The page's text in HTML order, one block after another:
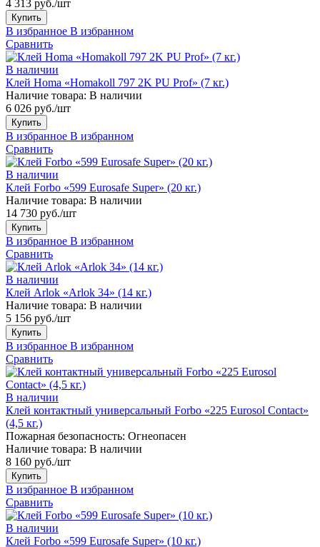
4 313 руб./шт
Купить
В избранное В избранном
Сравнить
В наличии
Клей Homa «Homakoll 797 2K PU Prof» (7 кг.)
Наличие товара: В наличии
6 026 руб./шт
Купить
В избранное В избранном
Сравнить
В наличии
Клей Forbo «599 Eurosafe Super» (20 кг.)
Наличие товара: В наличии
14 730 руб./шт
Купить
В избранное В избранном
Сравнить
В наличии
Клей Arlok «Arlok 34» (14 кг.)
Наличие товара: В наличии
5 156 руб./шт
Купить
В избранное В избранном
Сравнить
В наличии
Клей контактный универсальный Forbo «225 Eurosol Contact»
(4,5 кг.)
Пожарная безопасность: Огнеопасен
Наличие товара: В наличии
8 160 руб./шт
Купить
В избранное В избранном
Сравнить
В наличии
Клей Forbo «599 Eurosafe Super» (10 кг.)